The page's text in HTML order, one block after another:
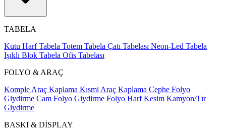
TABELA
Kutu Harf Tabela Totem Tabela Çatı Tabelası Neon-Led Tabela
Işıklı Blok Tabela Ofis Tabelası
FOLYO & ARAÇ
Komple Araç Kaplama Kısmi Araç Kaplama Cephe Folyo
Giydirme Cam Folyo Giydirme Folyo Harf Kesim Kamyon/Tır
Giydirme
BASKI & DİSPLAY